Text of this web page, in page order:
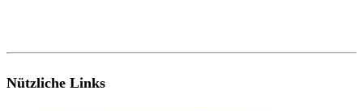
Nützliche Links